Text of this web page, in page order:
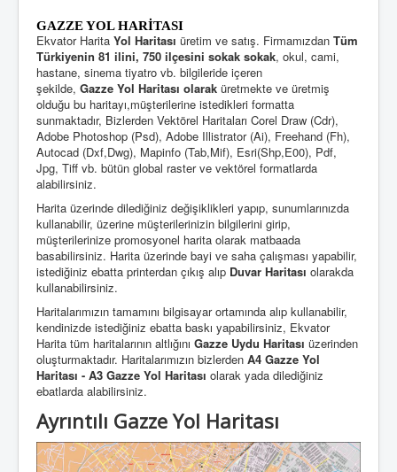
GAZZE YOL HARİTASI
Ekvator Harita Yol Haritası üretim ve satış. Firmamızdan Tüm
Türkiyenin 81 ilini, 750 ilçesini sokak sokak, okul, cami,
hastane, sinema tiyatro vb. bilgileride içeren
şekilde, Gazze Yol Haritası olarak üretmekte ve üretmiş
olduğu bu haritayı,müşterilerine istedikleri formatta
sunmaktadır, Bizlerden Vektörel Haritaları Corel Draw (Cdr),
Adobe Photoshop (Psd), Adobe Illistrator (Ai), Freehand (Fh),
Autocad (Dxf,Dwg), Mapinfo (Tab,Mif), Esri(Shp,E00), Pdf,
Jpg, Tiff vb. bütün global raster ve vektörel formatlarda
alabilirsiniz.
Harita üzerinde dilediğiniz değişiklikleri yapıp, sunumlarınızda
kullanabilir, üzerine müşterilerinizin bilgilerini girip,
müşterilerinize promosyonel harita olarak matbaada
basabilirsiniz. Harita üzerinde bayi ve saha çalışması yapabilir,
istediğiniz ebatta printerdan çıkış alıp Duvar Haritası olarakda
kullanabilirsiniz.
Haritalarımızın tamamını bilgisayar ortamında alıp kullanabilir,
kendinizde istediğiniz ebatta baskı yapabilirsiniz, Ekvator
Harita tüm haritalarının altlığını Gazze Uydu Haritası üzerinden
oluşturmaktadır. Haritalarımızın bizlerden A4 Gazze Yol
Haritası - A3 Gazze Yol Haritası olarak yada dilediğiniz
ebatlarda alabilirsiniz.
Ayrıntılı Gazze Yol Haritası